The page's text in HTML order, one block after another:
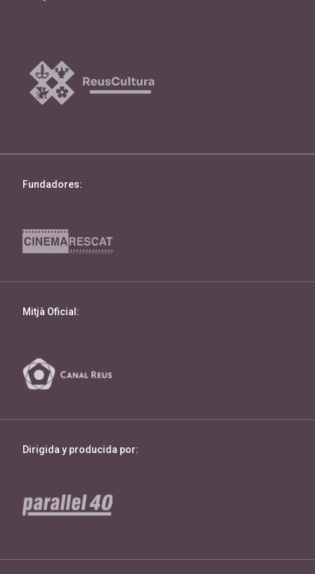
Fundadores:
Mitjà Oficial:
Dirigida y producida por: